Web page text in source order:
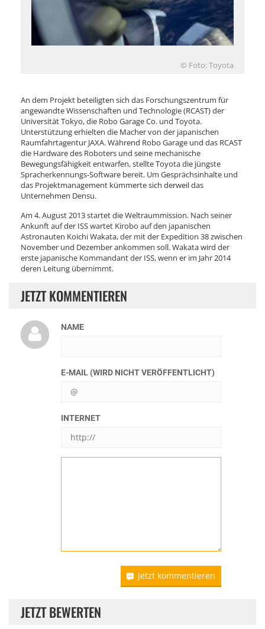
© Foto: Toyota
An dem Projekt beteiligten sich das Forschungszentrum für
angewandte Wissenschaften und Technologie (RCAST) der
Universität Tokyo, die Robo Garage Co. und Toyota.
Unterstützung erhielten die Macher von der japanischen
Raumfahrtagentur JAXA. Während Robo Garage und das RCAST
die Hardware des Roboters und seine mechanische
Bewegungsfähigkeit entwarfen, stellte Toyota die jüngste
Spracherkennungs-Software bereit. Um Gesprächsinhalte und
das Projektmanagement kümmerte sich derweil das
Unternehmen Densu.
Am 4. August 2013 startet die Weltraummission. Nach seiner
Ankunft auf der ISS wartet Kirobo auf den japanischen
Astronauten Koichi Wakata, der mit der Expedition 38 zwischen
November und Dezember ankommen soll. Wakata wird der
erste japanische Kommandant der ISS, wenn er im Jahr 2014
deren Leitung übernimmt.
JETZT KOMMENTIEREN
NAME
E-MAIL (WIRD NICHT VERÖFFENTLICHT)
INTERNET
Jetzt kommentieren
JETZT BEWERTEN